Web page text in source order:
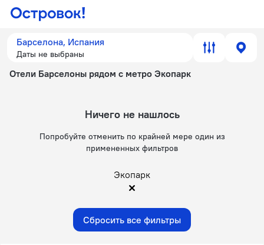
Барселона, Испания
Даты не выбраны
Отели Барселоны рядом с метро Экопарк
Ничего не нашлось
Попробуйте отменить по крайней мере один из
примененных фильтров
Экопарк
Сбросить все фильтры